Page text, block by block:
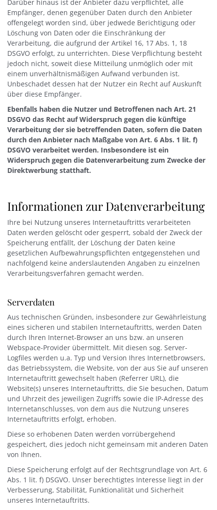
Darüber hinaus ist der Anbieter dazu verpflichtet, alle
Empfänger, denen gegenüber Daten durch den Anbieter
offengelegt worden sind, über jedwede Berichtigung oder
Löschung von Daten oder die Einschränkung der
Verarbeitung, die aufgrund der Artikel 16, 17 Abs. 1, 18
DSGVO erfolgt, zu unterrichten. Diese Verpflichtung besteht
jedoch nicht, soweit diese Mitteilung unmöglich oder mit
einem unverhältnismäßigen Aufwand verbunden ist.
Unbeschadet dessen hat der Nutzer ein Recht auf Auskunft
über diese Empfänger.
Ebenfalls haben die Nutzer und Betroffenen nach Art. 21
DSGVO das Recht auf Widerspruch gegen die künftige
Verarbeitung der sie betreffenden Daten, sofern die Daten
durch den Anbieter nach Maßgabe von Art. 6 Abs. 1 lit. f)
DSGVO verarbeitet werden. Insbesondere ist ein
Widerspruch gegen die Datenverarbeitung zum Zwecke der
Direktwerbung statthaft.
Informationen zur Datenverarbeitung
Ihre bei Nutzung unseres Internetauftritts verarbeiteten
Daten werden gelöscht oder gesperrt, sobald der Zweck der
Speicherung entfällt, der Löschung der Daten keine
gesetzlichen Aufbewahrungspflichten entgegenstehen und
nachfolgend keine anderslautenden Angaben zu einzelnen
Verarbeitungsverfahren gemacht werden.
Serverdaten
Aus technischen Gründen, insbesondere zur Gewährleistung
eines sicheren und stabilen Internetauftritts, werden Daten
durch Ihren Internet-Browser an uns bzw. an unseren
Webspace-Provider übermittelt. Mit diesen sog. Server-
Logfiles werden u.a. Typ und Version Ihres Internetbrowsers,
das Betriebssystem, die Website, von der aus Sie auf unseren
Internetauftritt gewechselt haben (Referrer URL), die
Website(s) unseres Internetauftritts, die Sie besuchen, Datum
und Uhrzeit des jeweiligen Zugriffs sowie die IP-Adresse des
Internetanschlusses, von dem aus die Nutzung unseres
Internetauftritts erfolgt, erhoben.
Diese so erhobenen Daten werden vorrübergehend
gespeichert, dies jedoch nicht gemeinsam mit anderen Daten
von Ihnen.
Diese Speicherung erfolgt auf der Rechtsgrundlage von Art. 6
Abs. 1 lit. f) DSGVO. Unser berechtigtes Interesse liegt in der
Verbesserung, Stabilität, Funktionalität und Sicherheit
unseres Internetauftritts.